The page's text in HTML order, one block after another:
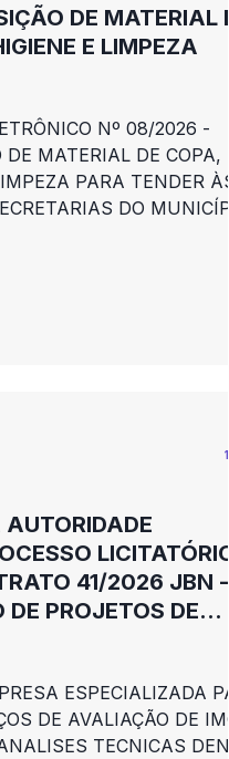
DE MATERIAL
E LIMPEZA
Nº 08/2026 -
MATERIAL DE COPA,
PARA TENDER
DO
41/2026 JBN -
PROJETOS DE
ESPECIALIZADA
DE AVALIAÇÃO DE
TECNICAS